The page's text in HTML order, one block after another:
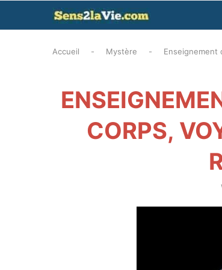
Accueil - Mystère - Enseignement
CORPS,